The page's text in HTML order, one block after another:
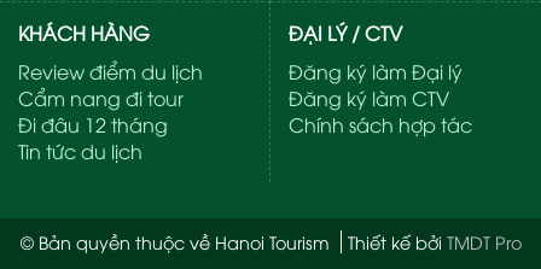
KHÁCH HÀNG
Review điểm du lịch
Cẩm nang đi tour
Đi đâu 12 tháng
Tin tức du lịch
ĐẠI LÝ / CTV
Đăng ký làm Đại lý
Đăng ký làm CTV
Chính sách hợp tác
© Bản quyền thuộc về Hanoi Tourism Thiết kế bởi TMDT Pro